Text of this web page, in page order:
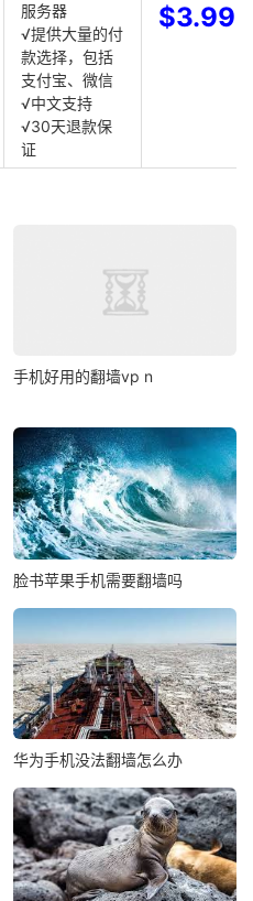
服务器
√提供大量的付
款选择，包括
支付宝、微信
√中文支持
√30天退款保
证
$3.99
手机好用的翻墙vp n
脸书苹果手机需要翻墙吗
华为手机没法翻墙怎么办